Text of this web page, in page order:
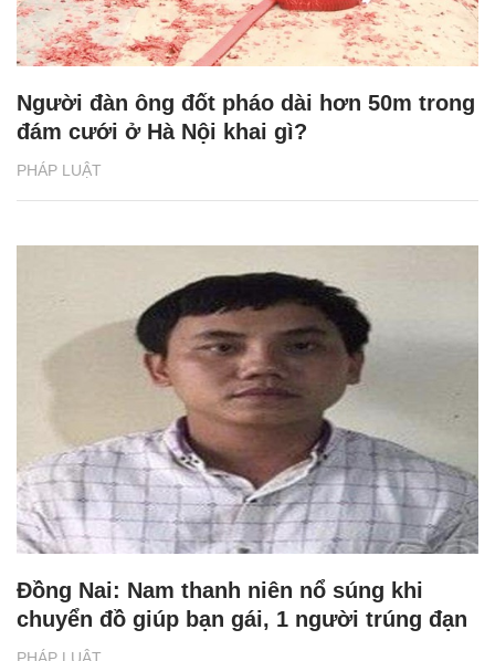
PHÁP LUẬT
Người đàn ông đốt pháo dài hơn 50m trong
đám cưới ở Hà Nội khai gì?
PHÁP LUẬT
Đồng Nai: Nam thanh niên nổ súng khi
chuyển đồ giúp bạn gái, 1 người trúng đạn